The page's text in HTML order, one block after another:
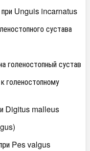
при Unguis incarnatus
сустава
голеностопный сустав
голеностопному
Digitus malleus
Pes valgus